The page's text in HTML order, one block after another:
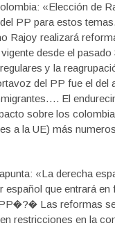
«Elección de
PP para estos
Rajoy realizará
desde el
y la
del PP fue el del
El
sobre los
a la UE) más
apunta: «La derecha
que entrará
Las reformas
restricciones en la